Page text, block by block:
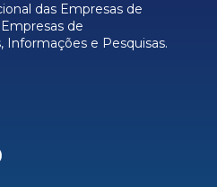
das Empresas de
de
Informações e Pesquisas.